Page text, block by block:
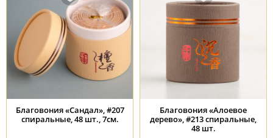
Благовония «Сандал», #207
спиральные, 48 шт., 7см.
Благовония «Алоевое
дерево», #213 спиральные,
48 шт.